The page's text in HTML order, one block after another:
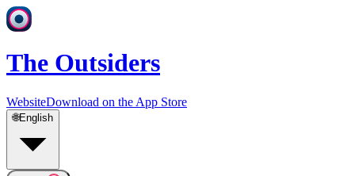
The Outsiders
WebsiteDownload on the App Store
🌐English